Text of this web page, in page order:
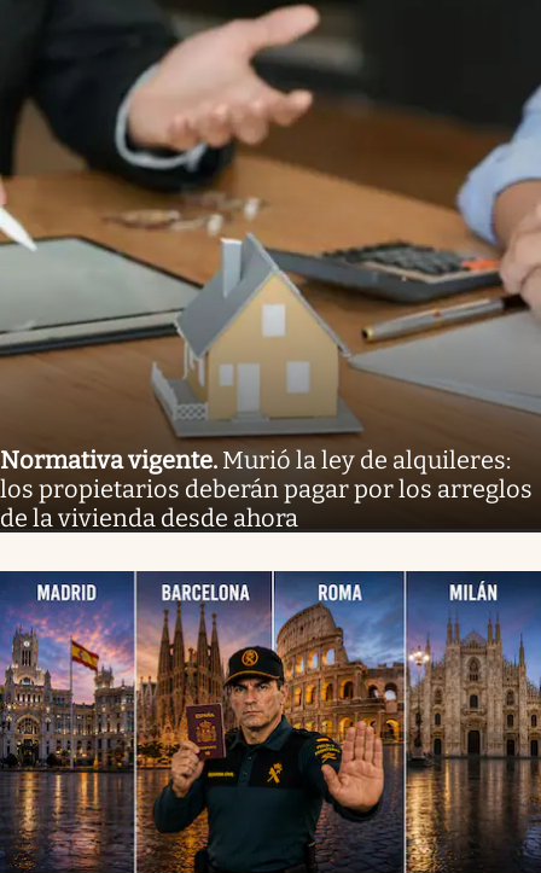
Normativa vigente. Murió la ley de alquileres:
los propietarios deberán pagar por los arreglos
de la vivienda desde ahora